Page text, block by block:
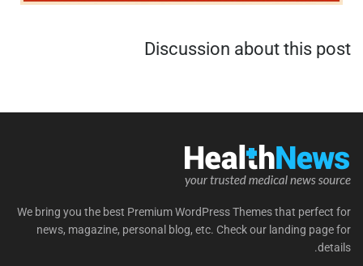
Discussion about this post
We bring you the best Premium WordPress Themes that perfect for
news, magazine, personal blog, etc. Check our landing page for
details.